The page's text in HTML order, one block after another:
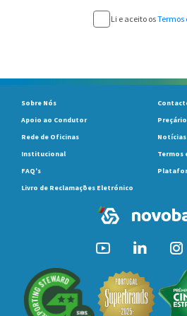
Li e aceito osTermos
Sobre Nós
Apoio ao Condutor
Preçário
Rede de Oficinas
Notícias
Institucional
Termos
FAQ's
Livro de Reclamações Eletrónico